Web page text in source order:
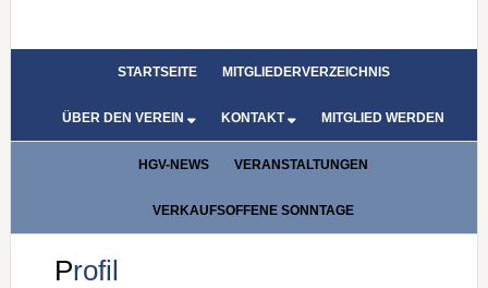
STARTSEITE MITGLIEDERVERZEICHNIS
ÜBER DEN VEREIN KONTAKT MITGLIED WERDEN
HGV-NEWS VERANSTALTUNGEN
VERKAUFSOFFENE SONNTAGE
Profil